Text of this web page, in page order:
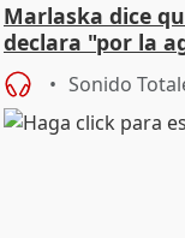
Marlaska dice
declara "por la
Sonido